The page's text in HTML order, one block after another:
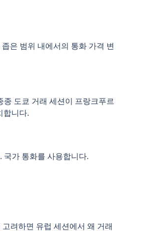
은 범위 내에서의 통화 가격 변
도쿄 거래 세션이 프랑크푸르
합니다.
가 통화를 사용합니다.
려하면 유럽 세션에서 왜 거래